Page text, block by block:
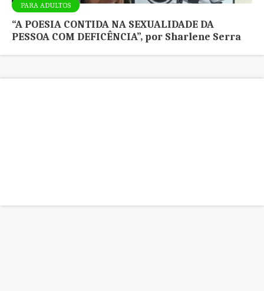
PARA ADULTOS
“A POESIA CONTIDA NA SEXUALIDADE DA
PESSOA COM DEFICÊNCIA”, por Sharlene Serra